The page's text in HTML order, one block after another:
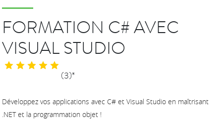
FORMATION C# AVEC
VISUAL STUDIO
(3)*
Développez vos applications avec C# et Visual Studio en maîtrisant
.NET et la programmation objet !